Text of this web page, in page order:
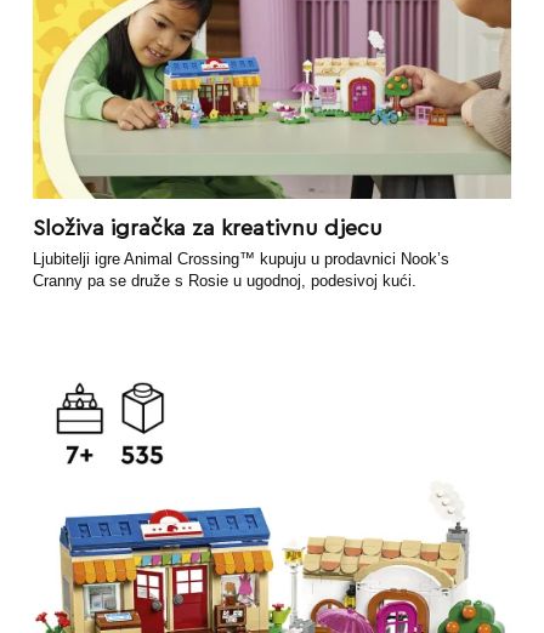
Složiva igračka za kreativnu djecu
Ljubitelji igre Animal Crossing™ kupuju u prodavnici Nook’s
Cranny pa se druže s Rosie u ugodnoj, podesivoj kući.